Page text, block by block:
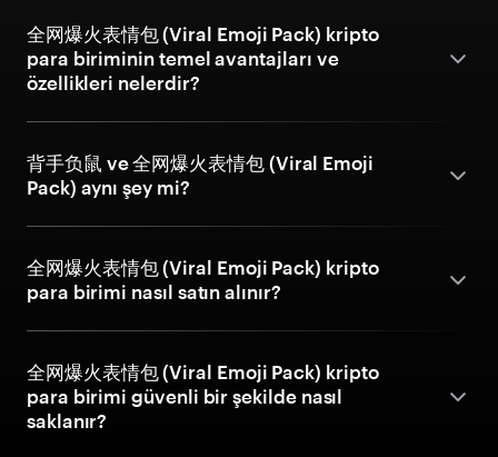
全网爆火表情包 (Viral Emoji Pack) kripto
para biriminin temel avantajları ve
özellikleri nelerdir?
背手负鼠 ve 全网爆火表情包 (Viral Emoji
Pack) aynı şey mi?
全网爆火表情包 (Viral Emoji Pack) kripto
para birimi nasıl satın alınır?
全网爆火表情包 (Viral Emoji Pack) kripto
para birimi güvenli bir şekilde nasıl
saklanır?